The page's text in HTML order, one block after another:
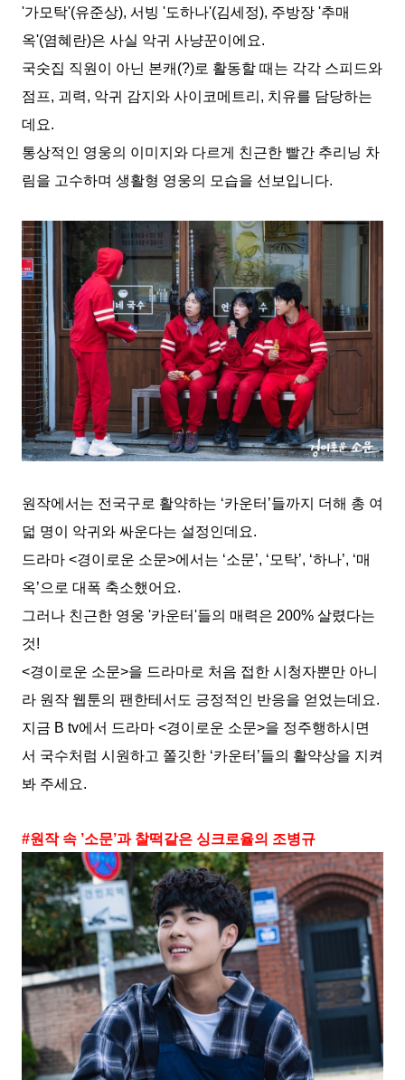
'가모탁'(유준상), 서빙 '도하나'(김세정), 주방장 '추매
옥'(염혜란)은 사실 악귀 사냥꾼이에요.
국숫집 직원이 아닌 본캐 (?)로 활동할 때는 각각 스피드와
점프, 괴력, 악귀 감지와 사이코메트리 , 치유를 담당하는
데요.
통상적인 영웅의 이미지와 다르게 친근한 빨간 추리닝 차
림을 고수하며 생활형 영웅의 모습을 선보입니다.
원작에서는 전국구로 활약하는 ‘카운터 ’들까지 더해 총 여
덟 명이 악귀와 싸운다는 설정인데요.
드라마 <경이로운 소문>에서는 ‘소문’, ‘ 모탁’, ‘하나’, ‘매
옥’으로 대폭 축소했어요.
그러나 친근한 영웅 '카운터'들의 매력은 200% 살렸다는
것!
<경이로운 소문>을 드라마로 처음 접한 시청자뿐만 아니
라 원작 웹툰의 팬한테서도 긍정적인 반응을 얻었는데요.
지금 B tv에서 드라마 <경이로운 소문>을 정주행하시면
서 국수처럼 시원하고 쫄깃한 ‘카운터 ’들의 활약상을 지켜
봐 주세요.
#원작 속 ’소문’과 찰떡같은 싱크로율의 조병규